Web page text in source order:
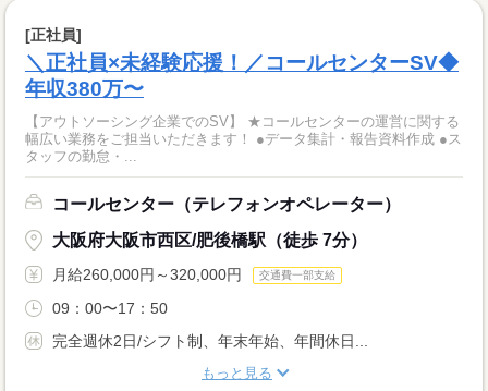
[正社員]
＼正社員×未経験応援！／コールセンターSV◆
年収380万〜
【アウトソーシング企業でのSV】 ★コールセンターの運営に関する
幅広い業務をご担当いただきます！ ●データ集計・報告資料作成 ●ス
タッフの勤怠・...
コールセンター（テレフォンオペレーター）
大阪府大阪市西区/肥後橋駅（徒歩 7分）
月給260,000円～320,000円 交通費一部支給
09：00〜17：50
完全週休2日/シフト制、年末年始、年間休日...
もっと見る